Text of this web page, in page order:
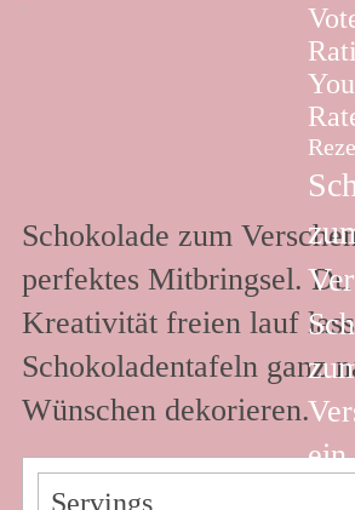
ein
Schokolade zum
Rate this
Schokolade zum
perfektes Mitbringsel.
Kreativität freien lauf
Schokoladentafeln ganz
Wünschen dekorieren.
Servings